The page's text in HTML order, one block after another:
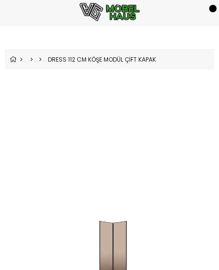
DRESS 112 CM KÖŞE MODÜL ÇİFT KAPAK